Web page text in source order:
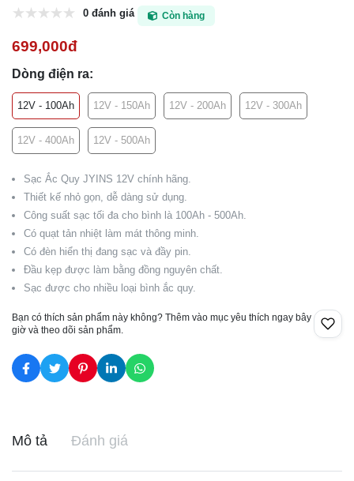
0 đánh giá Còn hàng
699,000đ
Dòng điện ra:
12V - 100Ah 12V - 150Ah 12V - 200Ah 12V - 300Ah
12V - 400Ah 12V - 500Ah
Sạc Ắc Quy JYINS 12V chính hãng.
Thiết kế nhỏ gọn, dễ dàng sử dụng.
Công suất sạc tối đa cho bình là 100Ah - 500Ah.
Có quạt tản nhiệt làm mát thông minh.
Có đèn hiển thị đang sạc và đầy pin.
Đầu kẹp được làm bằng đồng nguyên chất.
Sạc được cho nhiều loại bình ắc quy.
Bạn có thích sản phẩm này không? Thêm vào mục yêu thích ngay bây
giờ và theo dõi sản phẩm.
Mô tả Đánh giá